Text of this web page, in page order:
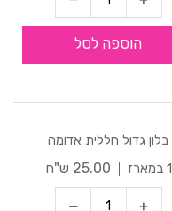
הוספה לסל
בלון גדול חללית אדומה
1 במארז
25.00 ש"ח